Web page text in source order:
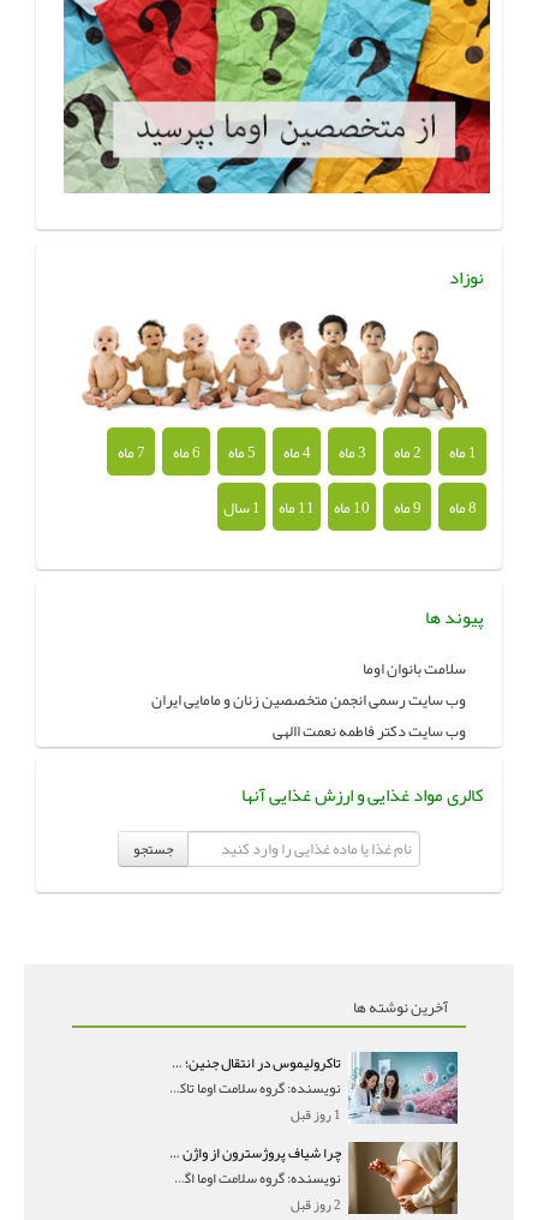
نوزاد
1 ماه 2 ماه 3 ماه 4 ماه 5 ماه 6 ماه
7 ماه
8 ماه
9 ماه 10 ماه 11 ماه 1 سال
پیوند ها
سلامت بانوان اوما
وب سایت رسمی انجمن متخصصین زنان و مامایی ایران
وب سایت دکتر فاطمه نعمت االهی
کالری مواد غذایی و ارزش غذایی آنها
جستجو
آخرین نوشته ها
تاکرولیموس در انتقال جنین؛ آیا شانس لانه‌گزینی را افزایش می‌دهد؟
نویسنده: گروه سلامت اوما تاکرولیموس در انتقال جنین
1 روز قبل
چرا شیاف پروژسترون از واژن بیرون می‌ریزد؟ میزان جذب و زمان صحیح مصرف
نویسنده: گروه سلامت اوما اگر بعد از گذاشتن شیاف پر
2 روز قبل